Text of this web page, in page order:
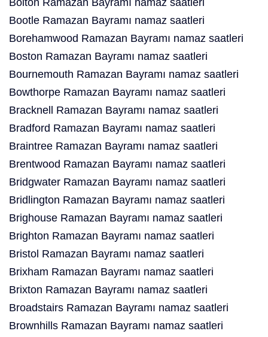
Bolton Ramazan Bayramı namaz saatleri
Bootle Ramazan Bayramı namaz saatleri
Borehamwood Ramazan Bayramı namaz saatleri
Boston Ramazan Bayramı namaz saatleri
Bournemouth Ramazan Bayramı namaz saatleri
Bowthorpe Ramazan Bayramı namaz saatleri
Bracknell Ramazan Bayramı namaz saatleri
Bradford Ramazan Bayramı namaz saatleri
Braintree Ramazan Bayramı namaz saatleri
Brentwood Ramazan Bayramı namaz saatleri
Bridgwater Ramazan Bayramı namaz saatleri
Bridlington Ramazan Bayramı namaz saatleri
Brighouse Ramazan Bayramı namaz saatleri
Brighton Ramazan Bayramı namaz saatleri
Bristol Ramazan Bayramı namaz saatleri
Brixham Ramazan Bayramı namaz saatleri
Brixton Ramazan Bayramı namaz saatleri
Broadstairs Ramazan Bayramı namaz saatleri
Brownhills Ramazan Bayramı namaz saatleri